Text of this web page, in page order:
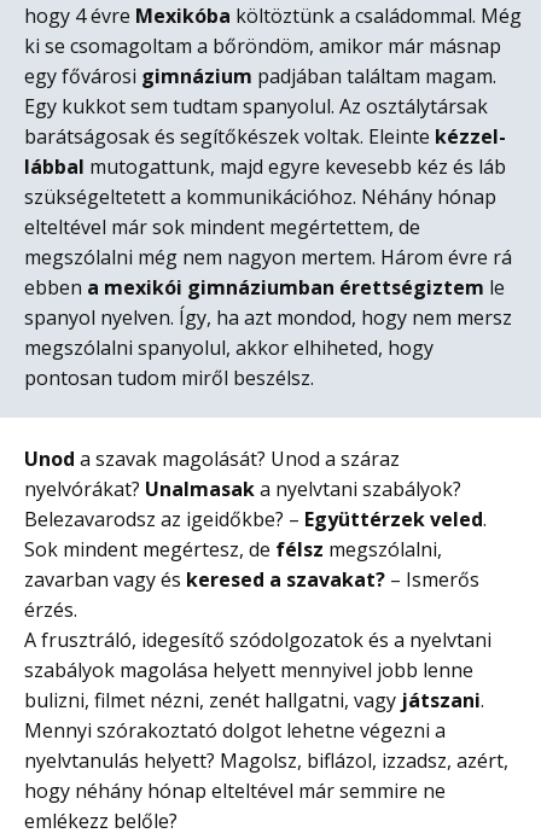
hogy 4 évre Mexikóba költöztünk a családommal. Még
ki se csomagoltam a bőröndöm, amikor már másnap
egy fővárosi gimnázium padjában találtam magam.
Egy kukkot sem tudtam spanyolul. Az osztálytársak
barátságosak és segítőkészek voltak. Eleinte kézzel-
lábbal mutogattunk, majd egyre kevesebb kéz és láb
szükségeltetett a kommunikációhoz. Néhány hónap
elteltével már sok mindent megértettem, de
megszólalni még nem nagyon mertem. Három évre rá
ebben a mexikói gimnáziumban érettségiztem le
spanyol nyelven. Így, ha azt mondod, hogy nem mersz
megszólalni spanyolul, akkor elhiheted, hogy
pontosan tudom miről beszélsz.
Unod a szavak magolását? Unod a száraz
nyelvórákat? Unalmasaka nyelvtani szabályok?
Belezavarodsz az igeidőkbe? – Együttérzek veled.
Sok mindent megértesz, de félsz megszólalni,
zavarban vagy és keresed a szavakat? – Ismerős
érzés.
A frusztráló, idegesítő szódolgozatok és a nyelvtani
szabályok magolása helyett mennyivel jobb lenne
bulizni, filmet nézni, zenét hallgatni, vagy játszani.
Mennyi szórakoztató dolgot lehetne végezni a
nyelvtanulás helyett? Magolsz, biflázol, izzadsz, azért,
hogy néhány hónap elteltével már semmire ne
emlékezz belőle?